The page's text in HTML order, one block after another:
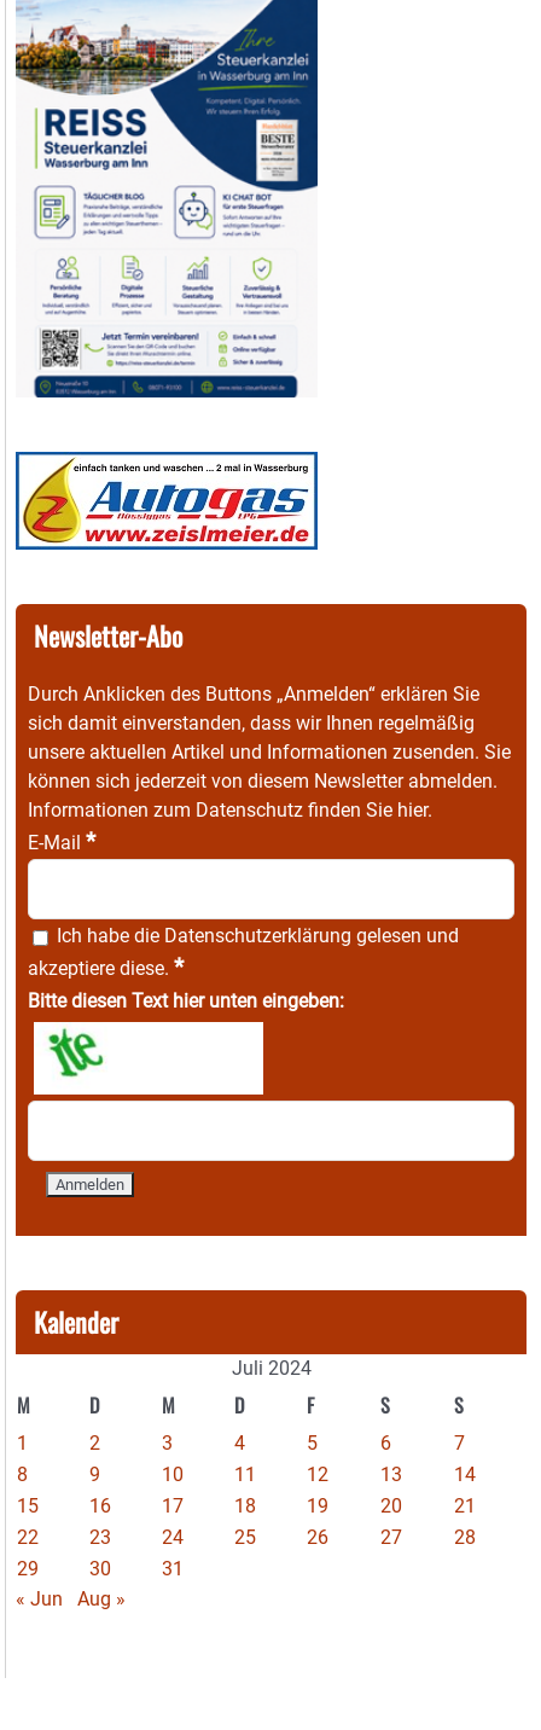
Newsletter-Abo
Durch Anklicken des Buttons „Anmelden“ erklären Sie
sich damit einverstanden, dass wir Ihnen regelmäßig
unsere aktuellen Artikel und Informationen zusenden. Sie
können sich jederzeit von diesem Newsletter abmelden.
Informationen zum Datenschutz finden Sie hier.
E-Mail *
Ich habe die Datenschutzerklärung gelesen und
akzeptiere diese. *
Bitte diesen Text hier unten eingeben:
Kalender
Juli 2024
M D M D F S S
1 2 3 4 5 6
7
8
9 10 11 12 13
14
15
16 17 18 19 20
21
22
23 24 25 26 27
28
29
30
31
« Jun
Aug »